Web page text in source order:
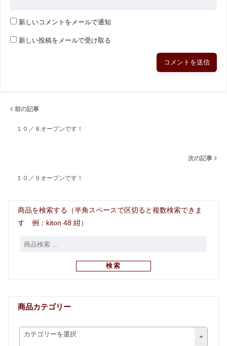
新しいコメントをメールで通知
新しい投稿をメールで受け取る
前の記事
１０／８オープンです！
次の記事
１０／９オープンです！
商品を検索する（半角スペースで区切ると複数検索できま
す 例：kiton 48 紺）
検索
商品カテゴリー
カテゴリーを選択